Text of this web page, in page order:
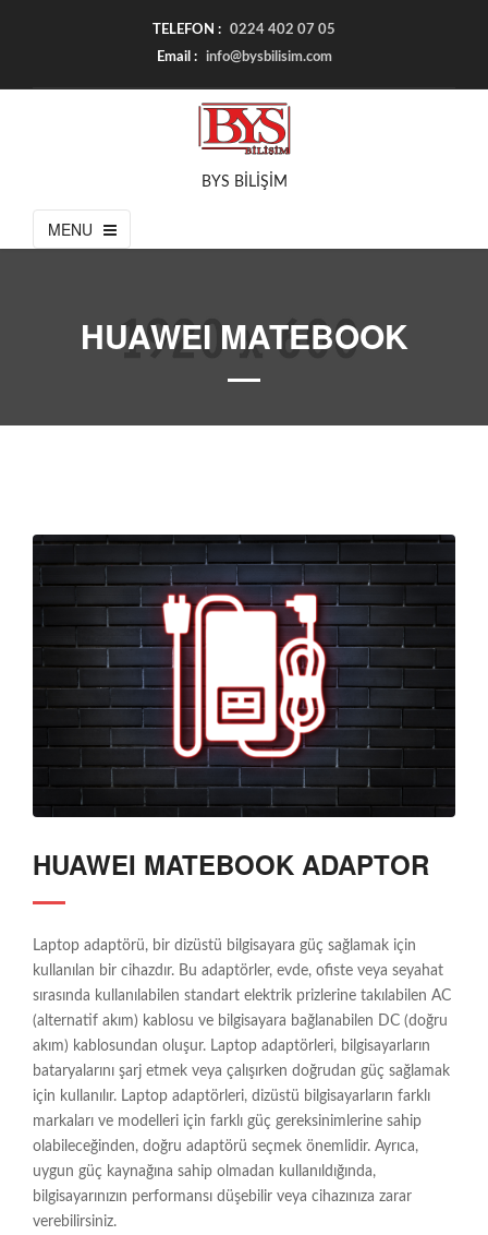
TELEFON :
0224 402 07 05
Email :
info@bysbilisim.com
BYS BİLİŞİM
MENU
HUAWEI MATEBOOK
HUAWEI MATEBOOK ADAPTOR
Laptop adaptörü, bir dizüstü bilgisayara güç sağlamak için
kullanılan bir cihazdır. Bu adaptörler, evde, ofiste veya seyahat
sırasında kullanılabilen standart elektrik prizlerine takılabilen AC
(alternatif akım) kablosu ve bilgisayara bağlanabilen DC (doğru
akım) kablosundan oluşur. Laptop adaptörleri, bilgisayarların
bataryalarını şarj etmek veya çalışırken doğrudan güç sağlamak
için kullanılır. Laptop adaptörleri, dizüstü bilgisayarların farklı
markaları ve modelleri için farklı güç gereksinimlerine sahip
olabileceğinden, doğru adaptörü seçmek önemlidir. Ayrıca,
uygun güç kaynağına sahip olmadan kullanıldığında,
bilgisayarınızın performansı düşebilir veya cihazınıza zarar
verebilirsiniz.